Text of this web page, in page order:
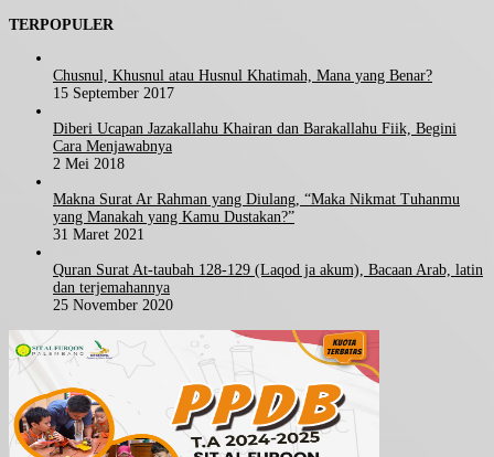
TERPOPULER
Chusnul, Khusnul atau Husnul Khatimah, Mana yang Benar?
15 September 2017
Diberi Ucapan Jazakallahu Khairan dan Barakallahu Fiik, Begini
Cara Menjawabnya
2 Mei 2018
Makna Surat Ar Rahman yang Diulang, “Maka Nikmat Tuhanmu
yang Manakah yang Kamu Dustakan?”
31 Maret 2021
Quran Surat At-taubah 128-129 (Laqod ja akum), Bacaan Arab, latin
dan terjemahannya
25 November 2020